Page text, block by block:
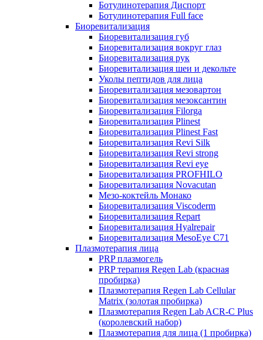
Ботулинотерапия Диспорт
Ботулинотерапия Full face
Биоревитализация
Биоревитализация губ
Биоревитализация вокруг глаз
Биоревитализация рук
Биоревитализация шеи и декольте
Уколы пептидов для лица
Биоревитализация мезовартон
Биоревитализация мезоксантин
Биоревитализация Filorga
Биоревитализация Plinest
Биоревитализация Plinest Fast
Биоревитализация Revi Silk
Биоревитализация Revi strong
Биоревитализация Revi eye
Биоревитализация PROFHILO
Биоревитализация Novacutan
Мезо-коктейль Монако
Биоревитализация Viscoderm
Биоревитализация Repart
Биоревитализация Hyalrepair
Биоревитализация MesoEye C71
Плазмотерапия лица
PRP плазмогель
PRP терапия Regen Lab (красная
пробирка)
Плазмотерапия Regen Lab Cellular
Matrix (золотая пробирка)
Плазмотерапия Regen Lab ACR-C Plus
(королевский набор)
Плазмотерапия для лица (1 пробирка)